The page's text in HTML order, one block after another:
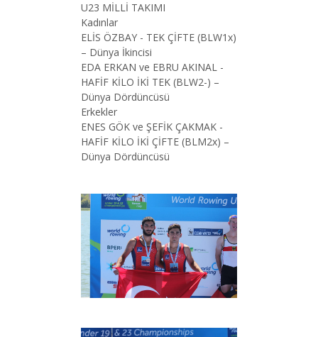
U23 MİLLİ TAKIMI
Kadınlar
ELİS ÖZBAY - TEK ÇİFTE (BLW1x)
– Dünya İkincisi
EDA ERKAN ve EBRU AKINAL -
HAFİF KİLO İKİ TEK (BLW2-) –
Dünya Dördüncüsü
Erkekler
ENES GÖK ve ŞEFİK ÇAKMAK -
HAFİF KİLO İKİ ÇİFTE (BLM2x) –
Dünya Dördüncüsü